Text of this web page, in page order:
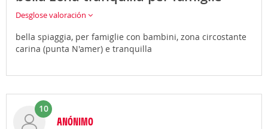
Desglose valoración
bella spiaggia, per famiglie con bambini, zona circostante
carina (punta N'amer) e tranquilla
10
ANÓNIMO